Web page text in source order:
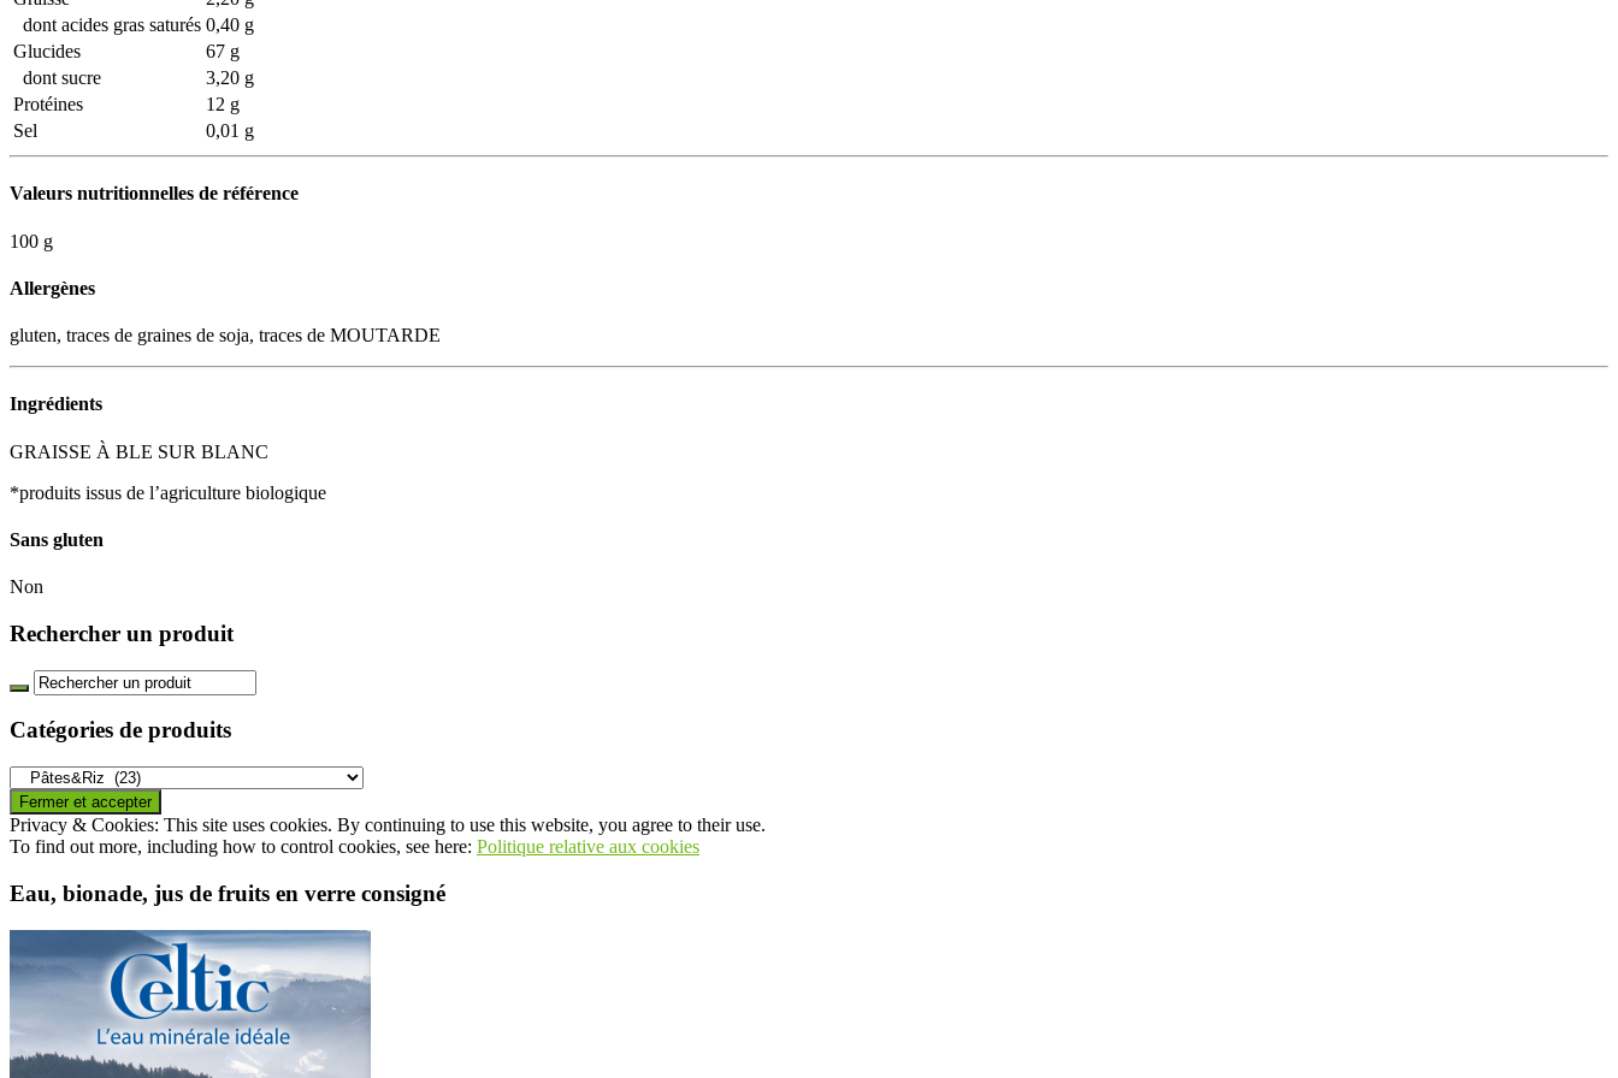
dont acides gras saturés 0,40 g
Glucides
67 g
dont sucre
3,20 g
Protéines
12 g
Sel
0,01 g
Valeurs nutritionnelles de référence
100 g
Allergènes
gluten, traces de graines de soja, traces de MOUTARDE
Ingrédients
GRAISSE À BLE SUR BLANC
*produits issus de l’agriculture biologique
Sans gluten
Non
Rechercher un produit
Catégories de produits
Privacy & Cookies: This site uses cookies. By continuing to use this website, you agree to their use.
To find out more, including how to control cookies, see here: Politique relative aux cookies
Eau, bionade, jus de fruits en verre consigné